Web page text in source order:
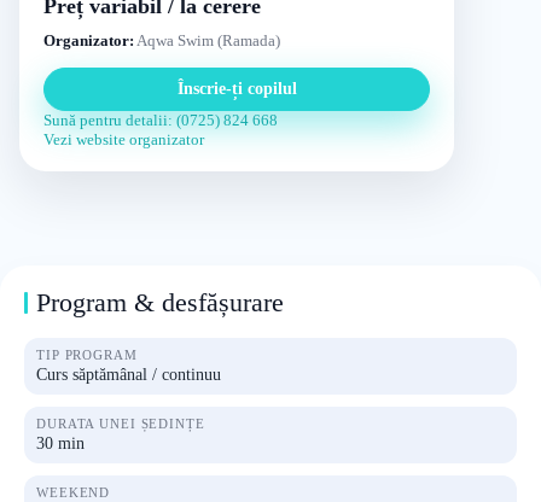
Preț variabil / la cerere
Organizator: Aqwa Swim (Ramada)
Înscrie-ți copilul
Sună pentru detalii: (0725) 824 668
Vezi website organizator
Program & desfășurare
TIP PROGRAM
Curs săptămânal / continuu
DURATA UNEI ȘEDINȚE
30 min
WEEKEND